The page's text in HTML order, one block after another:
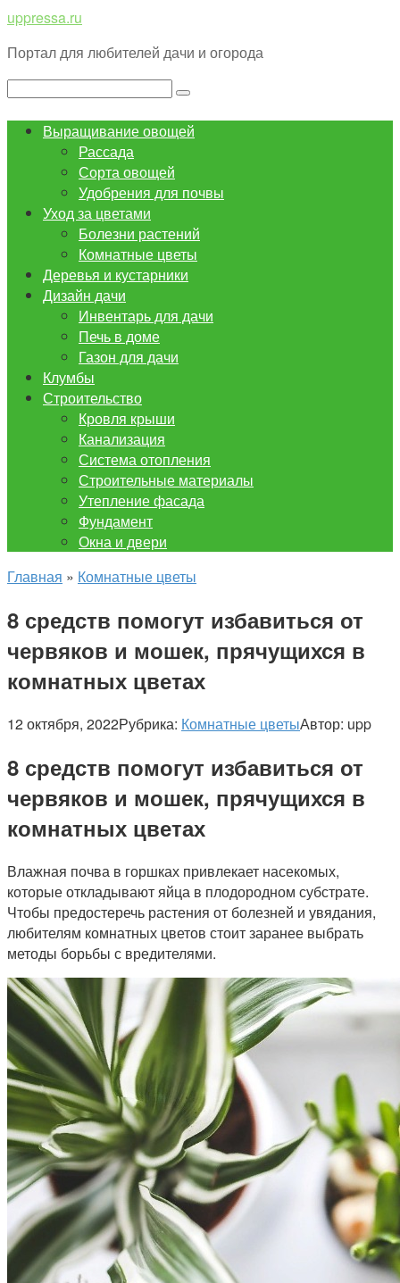
Перейти
контенту
uppressa.ru
Портал для любителей дачи и огорода
Поиск:
Выращивание овощей
Рассада
Сорта овощей
Удобрения для почвы
Уход за цветами
Болезни растений
Комнатные цветы
Деревья и кустарники
Дизайн дачи
Инвентарь для дачи
Печь в доме
Газон для дачи
Клумбы
Строительство
Кровля крыши
Канализация
Система отопления
Строительные материалы
Утепление фасада
Фундамент
Окна и двери
Главная » Комнатные цветы
8 средств помогут избавиться от
червяков и мошек, прячущихся в
комнатных цветах
12 октября, 2022Рубрика: Комнатные цветыАвтор: upp
8 средств помогут избавиться от
червяков и мошек, прячущихся в
комнатных цветах
Влажная почва в горшках привлекает насекомых,
которые откладывают яйца в плодородном субстрате.
Чтобы предостеречь растения от болезней и увядания,
любителям комнатных цветов стоит заранее выбрать
методы борьбы с вредителями.